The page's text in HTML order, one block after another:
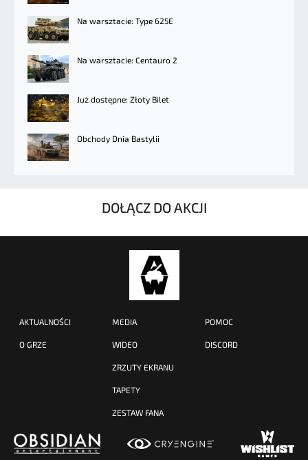
Na warsztacie: Type 625E
Na warsztacie: Centauro 2
Już dostępne: Złoty Bilet
Obchody Dnia Bastylii
DOŁĄCZ DO AKCJI
AKTUALNOŚCI
O GRZE
MEDIA
WIDEO
ZRZUTY EKRANU
TAPETY
ZESTAW FANA
POMOC
DISCORD